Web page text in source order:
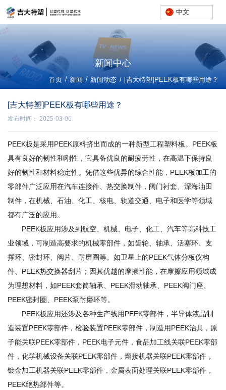
中文
新闻中心
首页 / 新闻 / 新闻动态 / [吉大特塑]PEEK板有哪些用途？
[吉大特塑]PEEK板有哪些用途？
发布时间： 2025-03-06
PEEK板是采用PEEK原料挤出而成的一种新型工程塑料板。PEEK板
具有良好的韧性和刚性，它具备优良的耐疲劳性，在高温下保持良
好的韧性和材料稳定性。凭借这些优异的综合性能，PEEK板加工的
零部件广泛应用在汽车连接件、热交换制件，阀门衬套、深海油田
制件，在机械、石油、化工、核电、轨道交通、电子和医学等领域
都有广泛的应用。
PEEK板应用涉及到航空、机械、电子、化工、汽车等高科技工
业领域，可制造高要求的机械零部件，如齿轮、轴承、活塞环、支
撑环、密封环、阀片、耐磨圈等。如卫星上的PEEK气体分板仪构
件、PEEK热交换器刮片；因其优越的摩擦性能，在摩擦应用领域成
为理想材料，如PEEK套筒轴承、PEEK滑动轴承、PEEK阀门座、
PEEK密封圈、PEEK泵耐磨环等。
PEEK板应用还涉及各种生产线用PEEK零部件，半导体液晶制
造装置PEEK零部件，检验装置PEEK零部件，制造用PEEK治具，原
子能关联PEEK零部件，PEEK电子元件，食品加工线关联PEEK零部
件，化学机械设备关联PEEK零部件，熔接机器关联PEEK零部件，
镀金加工机器关联PEEK零部件，金属表面处理关联PEEK零部件，
PEEK绝热部件等。